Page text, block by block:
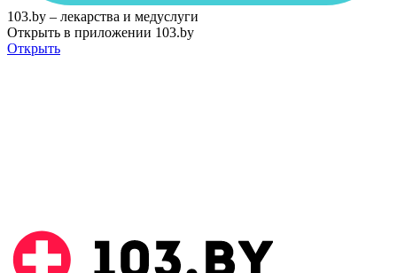
103.by – лекарства и медуслуги
Открыть в приложении 103.by
Открыть